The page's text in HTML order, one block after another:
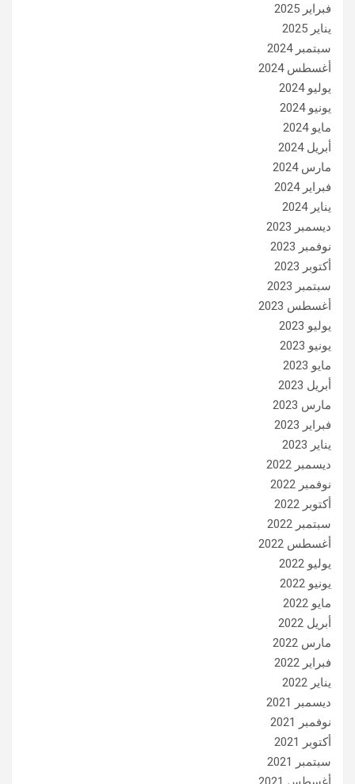
فبراير 2025
يناير 2025
سبتمبر 2024
أغسطس 2024
يوليو 2024
يونيو 2024
مايو 2024
أبريل 2024
مارس 2024
فبراير 2024
يناير 2024
ديسمبر 2023
نوفمبر 2023
أكتوبر 2023
سبتمبر 2023
أغسطس 2023
يوليو 2023
يونيو 2023
مايو 2023
أبريل 2023
مارس 2023
فبراير 2023
يناير 2023
ديسمبر 2022
نوفمبر 2022
أكتوبر 2022
سبتمبر 2022
أغسطس 2022
يوليو 2022
يونيو 2022
مايو 2022
أبريل 2022
مارس 2022
فبراير 2022
يناير 2022
ديسمبر 2021
نوفمبر 2021
أكتوبر 2021
سبتمبر 2021